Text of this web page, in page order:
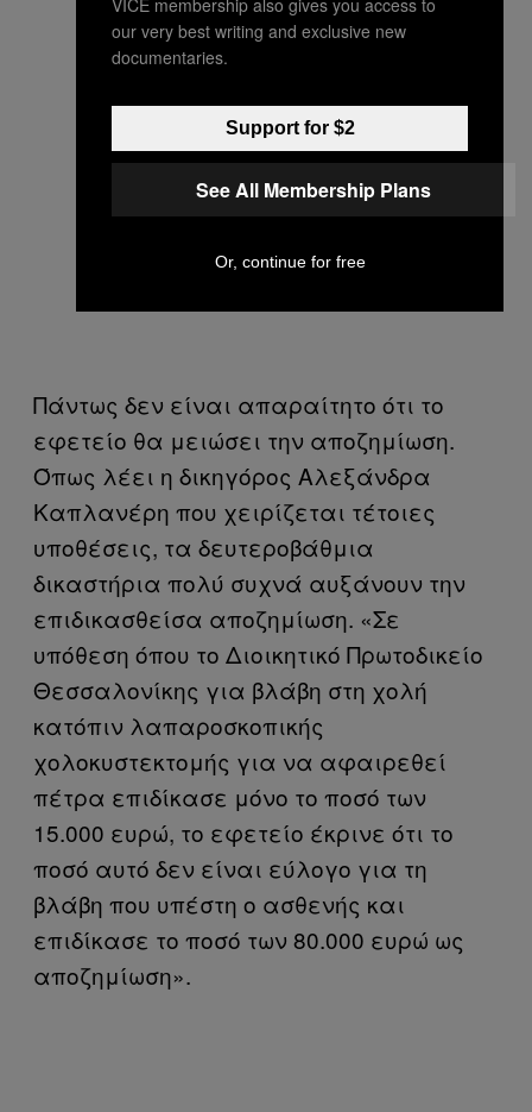
Πάντως δεν είναι απαραίτητο ότι το
εφετείο θα μειώσει την αποζημίωση.
Όπως λέει η δικηγόρος Αλεξάνδρα
Καπλανέρη που χειρίζεται τέτοιες
υποθέσεις, τα δευτεροβάθμια
δικαστήρια πολύ συχνά αυξάνουν την
επιδικασθείσα αποζημίωση. «Σε
υπόθεση όπου το Διοικητικό Πρωτοδικείο
Θεσσαλονίκης για βλάβη στη χολή
κατόπιν λαπαροσκοπικής
χολοκυστεκτομής για να αφαιρεθεί
πέτρα επιδίκασε μόνο το ποσό των
15.000 ευρώ, το εφετείο έκρινε ότι το
ποσό αυτό δεν είναι εύλογο για τη
βλάβη που υπέστη ο ασθενής και
επιδίκασε το ποσό των 80.000 ευρώ ως
αποζημίωση».
our very best writing and exclusive new
documentaries.
Support for $2
See All Membership Plans
Or, continue for free